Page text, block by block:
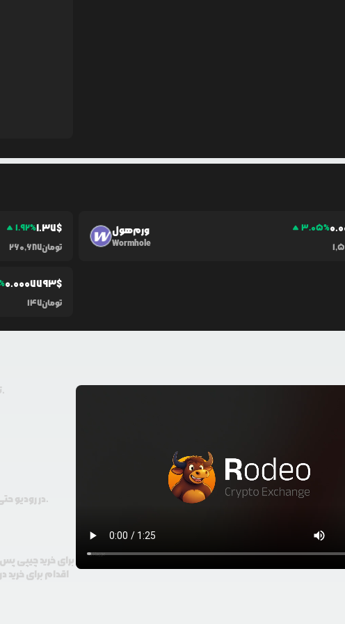
1.92%1.37$
260,687تومان
ورم‌هول
Wormhole
3.05%0.0
0.0007793$
147تومان
تنها در کمتر از 30 ثانیه ثبت‌نام و احراز هویت خود را تکمیل کنید.
در رودیو حتی با 100 هزار تومان هم امکان معامله و خرید ارز دیجیتال وجود دارد.
برای خرید چیپی
اقدام برای